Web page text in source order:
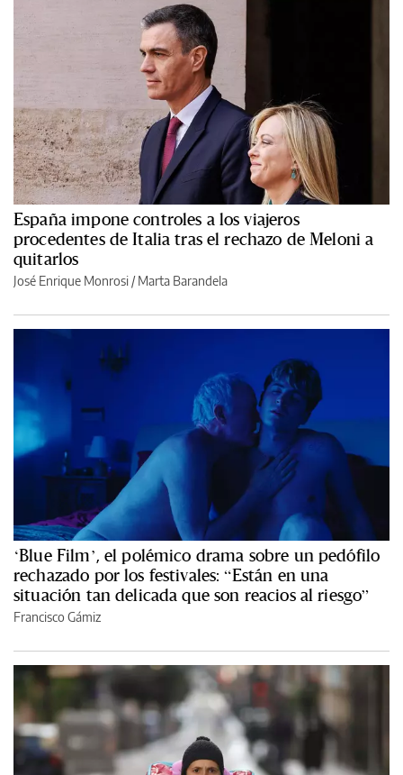
España impone controles a los viajeros
procedentes de Italia tras el rechazo de Meloni a
quitarlos
José Enrique Monrosi / Marta Barandela
‘Blue Film’, el polémico drama sobre un pedófilo
rechazado por los festivales: “Están en una
situación tan delicada que son reacios al riesgo”
Francisco Gámiz